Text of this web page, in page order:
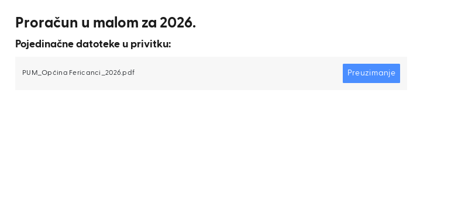
Proračun u malom za 2026.
Pojedinačne datoteke u privitku:
PUM_Općina Fericanci_2026.pdf Preuzimanje